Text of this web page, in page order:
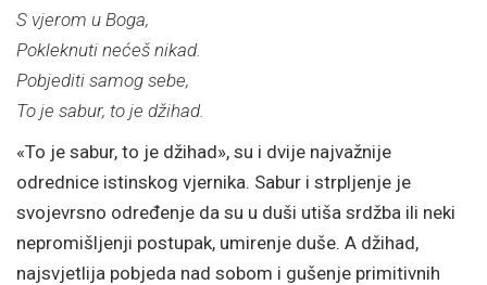
S vjerom u Boga,
Pokleknuti nećeš nikad.
Pobjediti samog sebe,
To je sabur, to je džihad.
«To je sabur, to je džihad», su i dvije najvažnije
odrednice istinskog vjernika. Sabur i strpljenje je
svojevrsno određenje da su u duši utiša srdžba ili neki
nepromišljenji postupak, umirenje duše. A džihad,
najsvjetlija pobjeda nad sobom i gušenje primitivnih